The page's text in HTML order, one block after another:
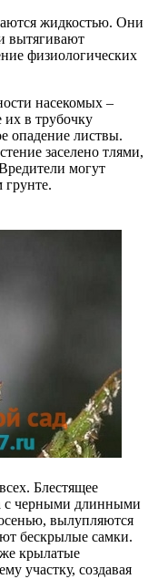
жидкостью. Они
вытягивают
физиологических
насекомых –
их в трубочку
опадение листвы.
заселено тлями,
могут
грунте.
Блестящее
с черными длинными
вылупляются
бескрылые самки.
крылатые
участку, создавая